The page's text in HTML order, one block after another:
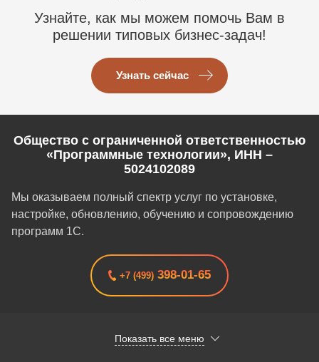
Узнайте, как мы можем помочь Вам в
решении типовых бизнес-задач!
Узнать сейчас
Общество с ограниченной ответственностью
«Программные технологии», ИНН –
5024102089
Мы оказываем полный спектр услуг по установке,
настройке, обновлению, обучению и сопровождению
программ 1С.
+7 (499) 398-01-65
Показать все меню